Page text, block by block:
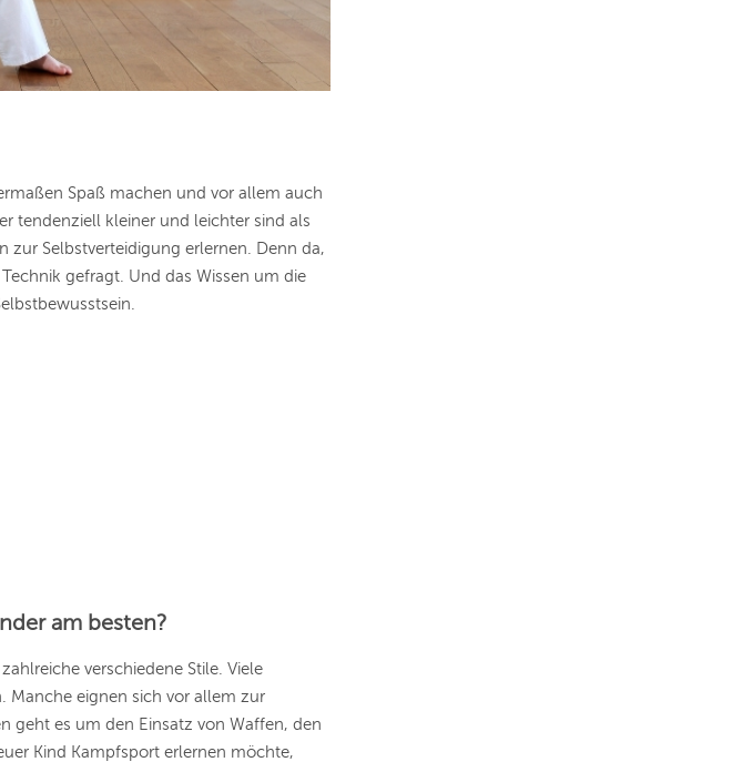
Spaß machen und vor allem auch
tendenziell kleiner und leichter sind als
zur Selbstverteidigung erlernen. Denn da,
gefragt. Und das Wissen um die
am besten?
verschiedene Stile. Viele
Manche eignen sich vor allem zur
geht es um den Einsatz von Waffen, den
Kind Kampfsport erlernen möchte,